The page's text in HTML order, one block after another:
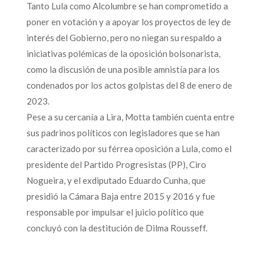
Tanto Lula como Alcolumbre se han comprometido a
poner en votación y a apoyar los proyectos de ley de
interés del Gobierno, pero no niegan su respaldo a
iniciativas polémicas de la oposición bolsonarista,
como la discusión de una posible amnistía para los
condenados por los actos golpistas del 8 de enero de
2023.
Pese a su cercanía a Lira, Motta también cuenta entre
sus padrinos políticos con legisladores que se han
caracterizado por su férrea oposición a Lula, como el
presidente del Partido Progresistas (PP), Ciro
Nogueira, y el exdiputado Eduardo Cunha, que
presidió la Cámara Baja entre 2015 y 2016 y fue
responsable por impulsar el juicio político que
concluyó con la destitución de Dilma Rousseff.